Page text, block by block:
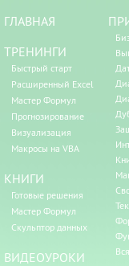
ГЛАВНАЯ
ТРЕНИНГИ
Быстрый старт
Расширенный Excel
Мастер Формул
Прогнозирование
Визуализация
Макросы на VBA
КНИГИ
Готовые решения
Мастер Формул
Скульптор данных
ВИДЕОУРОКИ